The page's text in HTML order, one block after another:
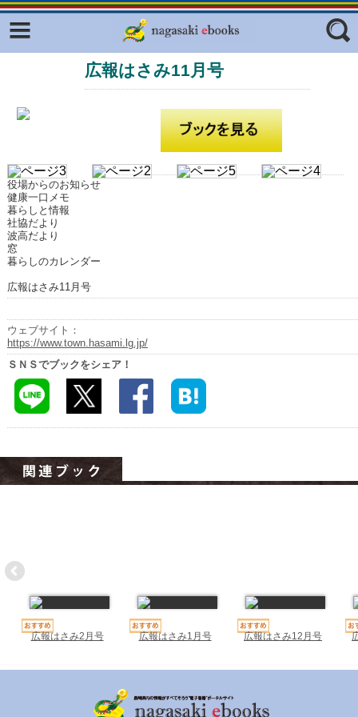
フリーワード
ジャンル
広報はさみ11月号
役場からのお知らせ
健康一口メモ
暮らしと情報
社協だより
波高だより
窓
暮らしのカレンダー
広報はさみ11月号
ウェブサイト：
https://www.town.hasami.lg.jp/
ＳＮＳでブックをシェア！
広報はさみ2月号 広報はさみ1月号 広報はさみ12月号
Facebook
ふくいろキラリプロジェクト
ラリー（TOKYO Brochures）
はじめてご利用される方へ
コンテンツ
広報誌ナビ
長崎と天草地方の潜伏キリシタン
関連遺産
大学・専門学校ナビ
ハイスクールナビ
小・中学校ナビ
いきebooks
ながよebooks
はさみebooks
ながさき市ebooks
長崎MICE観光マップ